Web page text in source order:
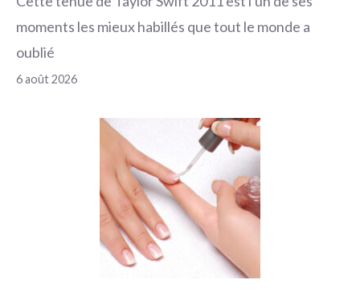
moments les mieux habillés que tout le monde a
oublié
6 août 2026